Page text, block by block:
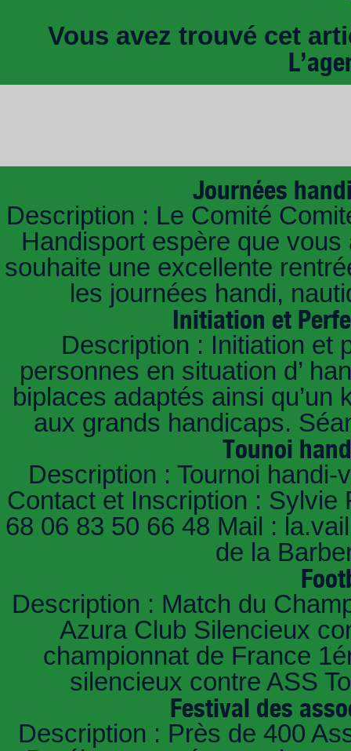
Vous avez trouvé cet
Journées
Description : Le Comité
Handisport espère que
souhaite une excellente
les journées handi,
Initiation et
Description : Initiation et
personnes en situation d’
biplaces adaptés ainsi
aux grands handicaps.
Tounoi
Description : Tournoi
Contact et Inscription : Sylvie
68 06 83 50 66 48 Mail :
de la
Description : Match du
Azura Club Silencieux
championnat de France
silencieux contre ASS
Festival des
Description : Près de 400